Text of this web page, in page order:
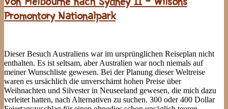
Promontory Nationalpark
Dieser Besuch Australiens war im ursprünglichen Reiseplan nicht
enthalten. Es ist seltsam, aber Australien war noch niemals auf
meiner Wunschliste gewesen. Bei der Planung dieser Weltreise
waren es ursächlich die unverschämt hohen Preise über
Weihnachten und Silvester in Neuseeland gewesen, die mich dazu
verleitet hatten, nach Alternativen zu suchen. 300 oder 400 Dollar